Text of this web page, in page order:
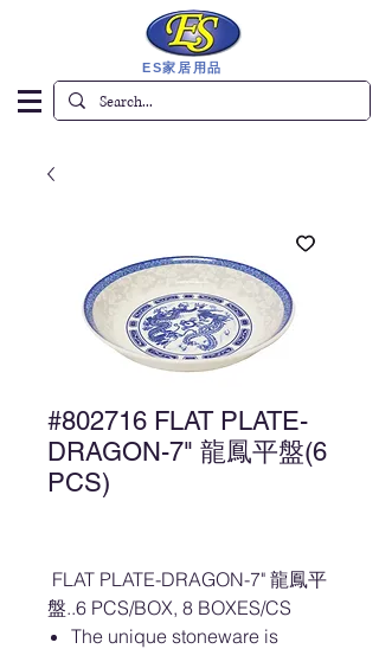
ES家居用品
#802716 FLAT PLATE-
DRAGON-7" 龍鳳平盤(6
PCS)
FLAT PLATE-DRAGON-7" 龍鳳平
盤..6 PCS/BOX, 8 BOXES/CS
The unique stoneware is